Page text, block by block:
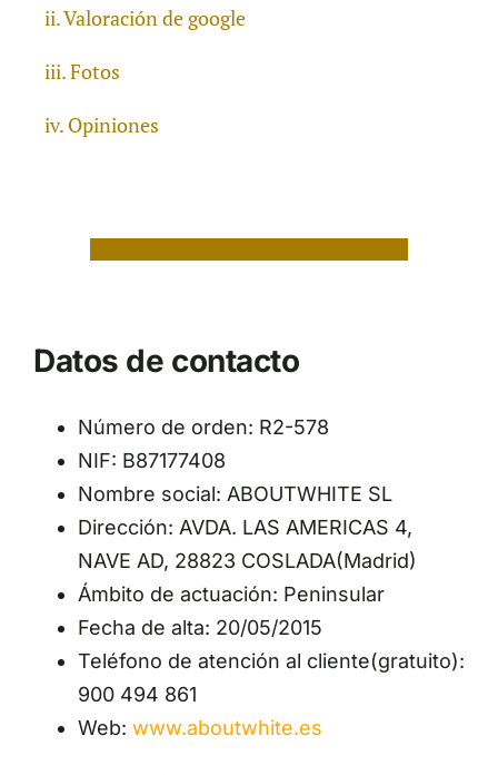
Valoración de google
Fotos
Opiniones
Datos de contacto
Número de orden: R2-578
NIF: B87177408
Nombre social: ABOUTWHITE SL
Dirección: AVDA. LAS AMERICAS 4,
NAVE AD, 28823 COSLADA(Madrid)
Ámbito de actuación: Peninsular
Fecha de alta: 20/05/2015
Teléfono de atención al cliente(gratuito):
900 494 861
Web: www.aboutwhite.es